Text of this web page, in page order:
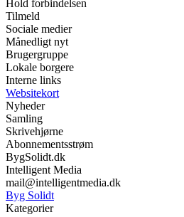
Hold forbindelsen
Tilmeld
Sociale medier
Månedligt nyt
Brugergruppe
Lokale borgere
Interne links
Websitekort
Nyheder
Samling
Skrivehjørne
Abonnementsstrøm
BygSolidt.dk
Intelligent Media
mail@intelligentmedia.dk
Byg Solidt
Kategorier